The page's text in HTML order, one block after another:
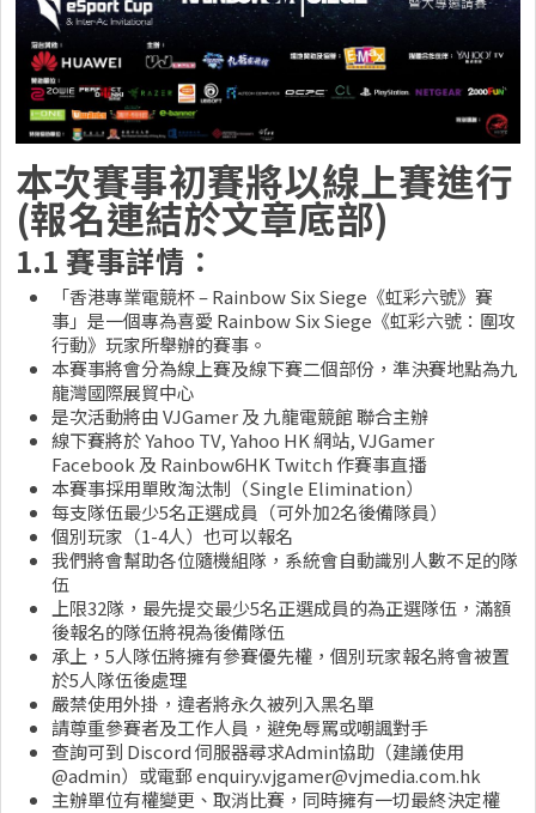
本次賽事初賽將以線上賽進行
(報名連結於文章底部)
1.1 賽事詳情：
「香港專業電競杯 – Rainbow Six Siege《虹彩六號》賽
事」是一個專為喜愛 Rainbow Six Siege《虹彩六號：圍攻
行動》玩家所舉辦的賽事。
本賽事將會分為線上賽及線下賽二個部份，準決賽地點為九
龍灣國際展貿中心
是次活動將由 VJGamer 及 九龍電競館 聯合主辦
線下賽將於 Yahoo TV, Yahoo HK 網站, VJGamer
Facebook 及 Rainbow6HK Twitch 作賽事直播
本賽事採用單敗淘汰制（Single Elimination）
每支隊伍最少5名正選成員（可外加2名後備隊員）
個別玩家（1-4人）也可以報名
我們將會幫助各位隨機組隊，系統會自動識別人數不足的隊
伍
上限32隊，最先提交最少5名正選成員的為正選隊伍，滿額
後報名的隊伍將視為後備隊伍
承上，5人隊伍將擁有參賽優先權，個別玩家報名將會被置
於5人隊伍後處理
嚴禁使用外掛，違者將永久被列入黑名單
請尊重參賽者及工作人員，避免辱罵或嘲諷對手
查詢可到 Discord 伺服器尋求Admin協助（建議使用
@admin）或電郵enquiry.vjgamer@vjmedia.com.hk
主辦單位有權變更、取消比賽，同時擁有一切最終決定權